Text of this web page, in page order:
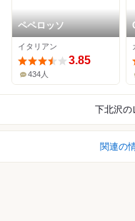
ペペロッソ
イタリアン
3.85
434人
下北沢の
関連の